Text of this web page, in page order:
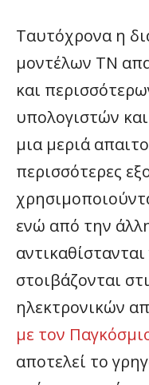
Ταυτόχρονα η
μοντέλων ΤΝ
και
υπολογιστών
μια μεριά
περισσότερες
ενώ από την
στοιβάζονται
ηλεκτρονικών
με τον
αποτελεί το